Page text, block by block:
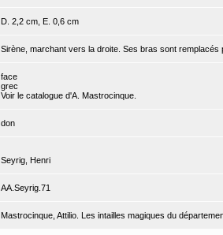
D. 2,2 cm, E. 0,6 cm
Sirène, marchant vers la droite. Ses bras sont
face
grec
Voir le catalogue d'A. Mastrocinque.
don
Seyrig, Henri
AA.Seyrig.71
Mastrocinque, Attilio. Les intailles magiques du